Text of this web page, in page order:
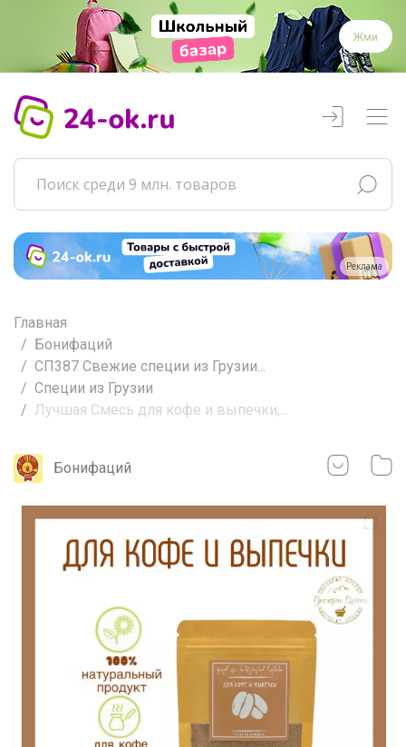
Жми
Реклама
Главная
Бонифаций
СП387 Свежие специи из Грузии...
Специи из Грузии
Лучшая Смесь для кофе и выпечки,...
Бонифаций